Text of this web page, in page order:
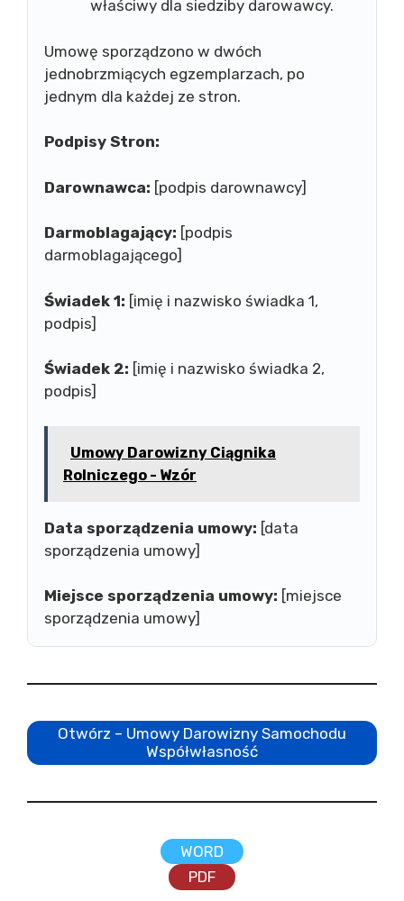
właściwy dla siedziby darowawcy.
Umowę sporządzono w dwóch
jednobrzmiących egzemplarzach, po
jednym dla każdej ze stron.
Podpisy Stron:
Darownawca: [podpis darownawcy]
Darmoblagający: [podpis
darmoblagającego]
Świadek 1: [imię i nazwisko świadka 1,
podpis]
Świadek 2: [imię i nazwisko świadka 2,
podpis]
Umowy Darowizny Ciągnika
Rolniczego - Wzór
Data sporządzenia umowy: [data
sporządzenia umowy]
Miejsce sporządzenia umowy: [miejsce
sporządzenia umowy]
Otwórz – Umowy Darowizny Samochodu
Współwłasność
WORD
PDF